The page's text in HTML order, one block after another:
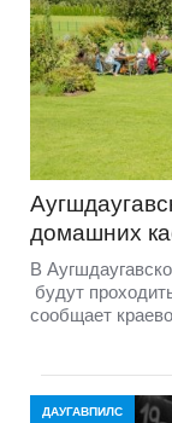
домашних
В
будут
сообщает
ДАУГАВПИЛС